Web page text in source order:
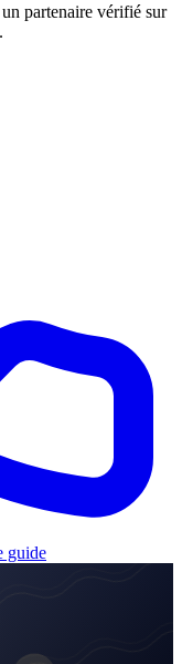
partenaire vérifié sur
guide